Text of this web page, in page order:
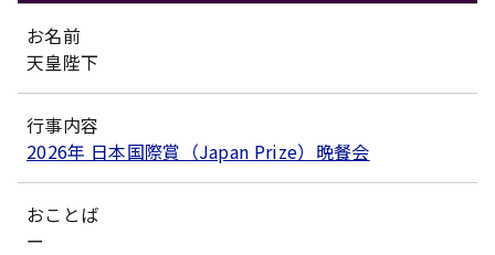
お名前
天皇陛下
行事内容
2026年 日本国際賞（Japan Prize）晩餐会
おことば
ー